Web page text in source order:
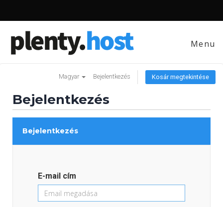
Menu
Magyar Bejelentkezés Kosár megtekintése
Bejelentkezés
Bejelentkezés
E-mail cím